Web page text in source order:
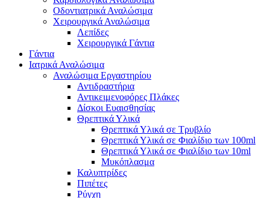
Οδοντιατρικά Αναλώσιμα
Χειρουργικά Αναλώσιμα
Λεπίδες
Χειρουργικά Γάντια
Γάντια
Ιατρικά Αναλώσιμα
Αναλώσιμα Εργαστηρίου
Αντιδραστήρια
Αντικειμενοφόρες Πλάκες
Δίσκοι Ευαισθησίας
Θρεπτικά Υλικά
Θρεπτικά Υλικά σε Τρυβλίο
Θρεπτικά Υλικά σε Φιαλίδιο των 100ml
Θρεπτικά Υλικά σε Φιαλίδιο των 10ml
Μυκόπλασμα
Καλυπτρίδες
Πιπέτες
Ρύγχη